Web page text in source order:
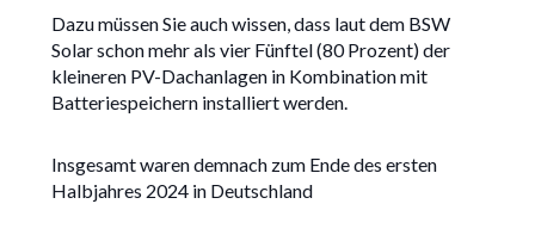
Dazu müssen Sie auch wissen, dass laut dem BSW
Solar schon mehr als vier Fünftel (80 Prozent) der
kleineren PV-Dachanlagen in Kombination mit
Batteriespeichern installiert werden.
Insgesamt waren demnach zum Ende des ersten
Halbjahres 2024 in Deutschland